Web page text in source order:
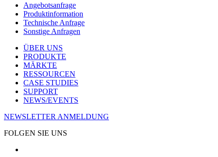
Angebotsanfrage
Produktinformation
Technische Anfrage
Sonstige Anfragen
ÜBER UNS
PRODUKTE
MÄRKTE
RESSOURCEN
CASE STUDIES
SUPPORT
NEWS/EVENTS
NEWSLETTER ANMELDUNG
FOLGEN SIE UNS